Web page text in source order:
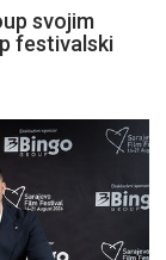
svojim
festivalski